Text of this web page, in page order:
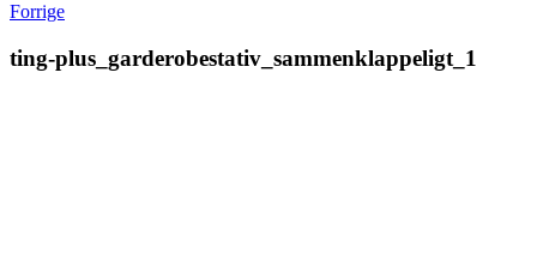
Forrige
ting-plus_garderobestativ_sammenklappeligt_1